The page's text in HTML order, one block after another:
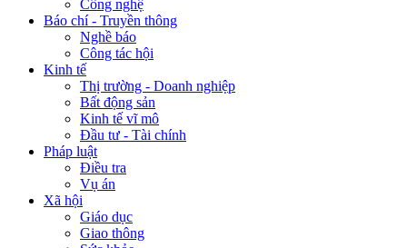
Công nghệ
Báo chí - Truyền thông
Nghề báo
Công tác hội
Kinh tế
Thị trường - Doanh nghiệp
Bất động sản
Kinh tế vĩ mô
Đầu tư - Tài chính
Pháp luật
Điều tra
Vụ án
Xã hội
Giáo dục
Giao thông